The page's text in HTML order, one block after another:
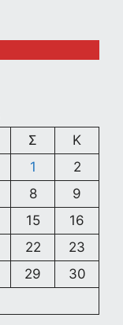
Σ
Κ
1
2
8
9
15
16
22
23
29
30